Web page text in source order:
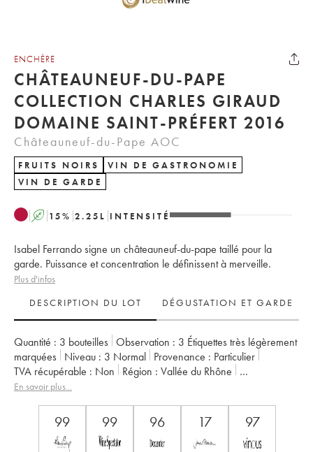
ENCHÈRE
CHÂTEAUNEUF-DU-PAPE
COLLECTION CHARLES GIRAUD
DOMAINE SAINT-PRÉFERT 2016
Châteauneuf-du-Pape AOC
FRUITS NOIRS
VIN DE GASTRONOMIE
VIN DE GARDE
A 15% 2.25 L INTENSITÉ
Isabel Ferrando signe un châteauneuf-du-pape taillé pour la
garde. Puissance et concentration le définissent à merveille.
Plus d'infos
DESCRIPTION DU LOT
DÉGUSTATION ET GARDE
Quantité : 3 bouteilles Observation : 3 Étiquettes très légèrement
marquées
Niveau : 3 Normal Provenance : particulier
TVA récupérable :
non Région :
Vallée du Rhône
Appellation :
En savoir plus...
99 99 96 17 97